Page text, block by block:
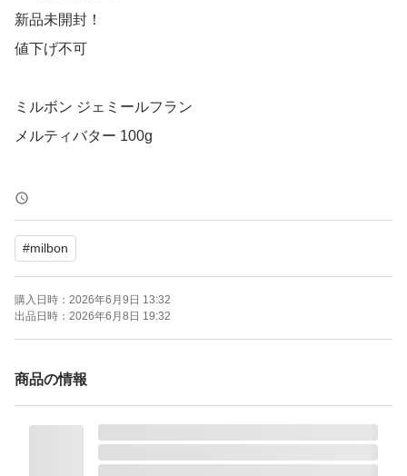
新品未開封！
値下げ不可
ミルボン ジェミールフラン
メルティバター 100g
クリームタイプの洗い流さないトリートメント。
夜のまとまりを記憶し、毛先までスルンとしたなめらかな
指通りをオリーブスクラワン*がケアします。
つけたて、ドライ中、ドライ後で変化していくピオニーの
香り。
未開封未使用ですが、自宅保管のため、神経質な方はご遠
#milbon
購入日時： 2026年6月9日 13:32
出品日時： 2026年6月8日 19:32
商品の情報